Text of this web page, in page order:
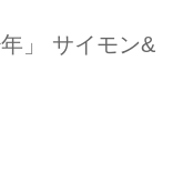
」 サイモン&